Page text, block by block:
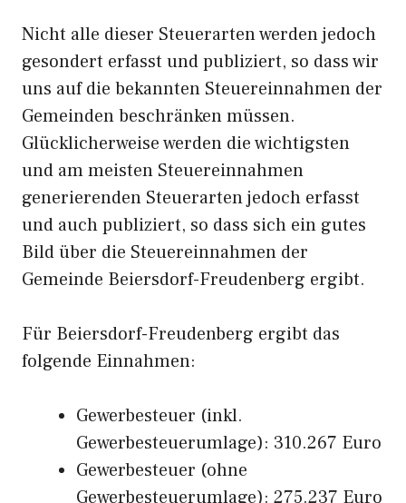
Nicht alle dieser Steuerarten werden jedoch
gesondert erfasst und publiziert, so dass wir
uns auf die bekannten Steuereinnahmen der
Gemeinden beschränken müssen.
Glücklicherweise werden die wichtigsten
und am meisten Steuereinnahmen
generierenden Steuerarten jedoch erfasst
und auch publiziert, so dass sich ein gutes
Bild über die Steuereinnahmen der
Gemeinde Beiersdorf-Freudenberg ergibt.
Für Beiersdorf-Freudenberg ergibt das
folgende Einnahmen:
Gewerbesteuer (inkl.
Gewerbesteuerumlage): 310.267 Euro
Gewerbesteuer (ohne
Gewerbesteuerumlage): 275.237 Euro